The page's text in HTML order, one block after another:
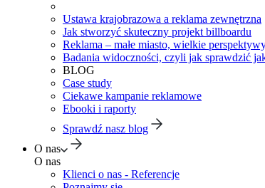
Ustawa krajobrazowa a reklama zewnętrzna
Jak stworzyć skuteczny projekt billboardu
Reklama – małe miasto, wielkie
Badania widoczności, czyli jak sprawdzić
BLOG
Case study
Ciekawe kampanie reklamowe
Ebooki i raporty
Sprawdź nasz blog
O nas
O nas
Klienci o nas - Referencje